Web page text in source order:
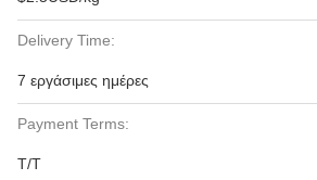
Delivery Time:
7 εργάσιμες ημέρες
Payment Terms:
Τ/Τ